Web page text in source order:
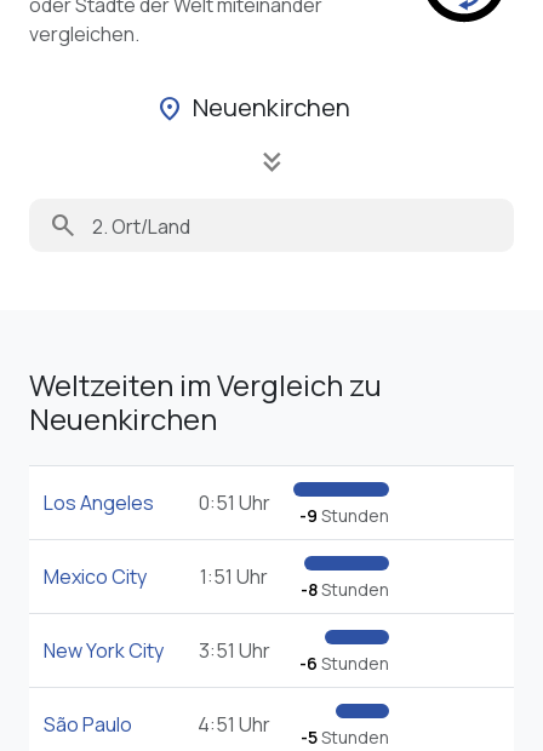
vergleichen.
location_on Neuenkirchen
keyboard_double_arrow_down
search
Weltzeiten im Vergleich zu
Neuenkirchen
Los Angeles 0:51 Uhr -9 Stunden
Mexico City 1:51 Uhr -8Stunden
New York City 3:51 Uhr -6 Stunden
São Paulo 4:51 Uhr -5Stunden